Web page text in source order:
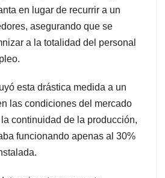
en lugar de recurrir a un
asegurando que se
a la totalidad del personal
esta drástica medida a un
las condiciones del mercado
continuidad de la producción,
funcionando apenas al 30%